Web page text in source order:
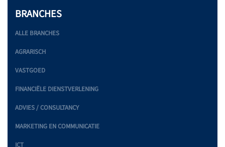
BRANCHES
ALLE BRANCHES
AGRARISCH
VASTGOED
FINANCIËLE DIENSTVERLENING
ADVIES / CONSULTANCY
MARKETING EN COMMUNICATIE
ICT